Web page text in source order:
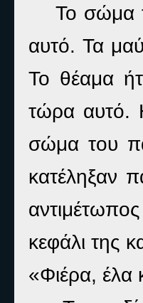
Το σώμα
αυτό. Τα
Το θέαμα
τώρα αυτό.
σώμα του
κατέληξαν
κεφάλι της
«Φιέρα, έλα